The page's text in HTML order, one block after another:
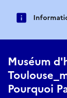
Muséum
Pourquoi